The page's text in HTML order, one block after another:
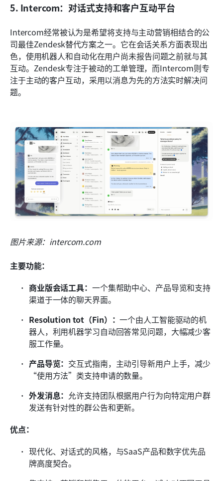
5. Intercom：对话式支持和客户互动平台
Intercom经常被认为是希望将支持与主动营销相结合的公
司最佳Zendesk替代方案之一。它在会话关系方面表现出
色，使用机器人和自动化在用户尚未报告问题之前就与其
互动。Zendesk专注于被动的工单管理，而Intercom则专
注于主动的客户互动，采用以消息为先的方法实时解决问
题。
图片来源：intercom.com
主要功能：
商业版会话工具： 一个集帮助中心、产品导览和支持
渠道于一体的聊天界面。
Resolution tot（Fin）：一个由人工智能驱动的机
器人，利用机器学习自动回答常见问题，大幅减少客
服工作量。
产品导览： 交互式指南，主动引导新用户上手，减少
“使用方法”类支持申请的数量。
外发消息： 允许支持团队根据用户行为向特定用户群
发送有针对性的群公告和更新。
优点：
现代化、对话式的风格，与SaaS产品和数字优先品
牌高度契合。